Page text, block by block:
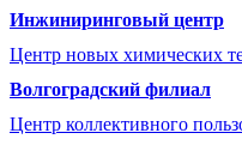
Инжиниринговый центр
Центр новых химических
Волгоградский филиал
Центр коллективного